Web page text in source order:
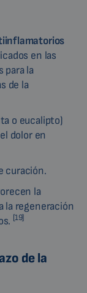
en las
para la
de la
o eucalipto)
dolor en
curación.
la
la regeneración
[19]
de la